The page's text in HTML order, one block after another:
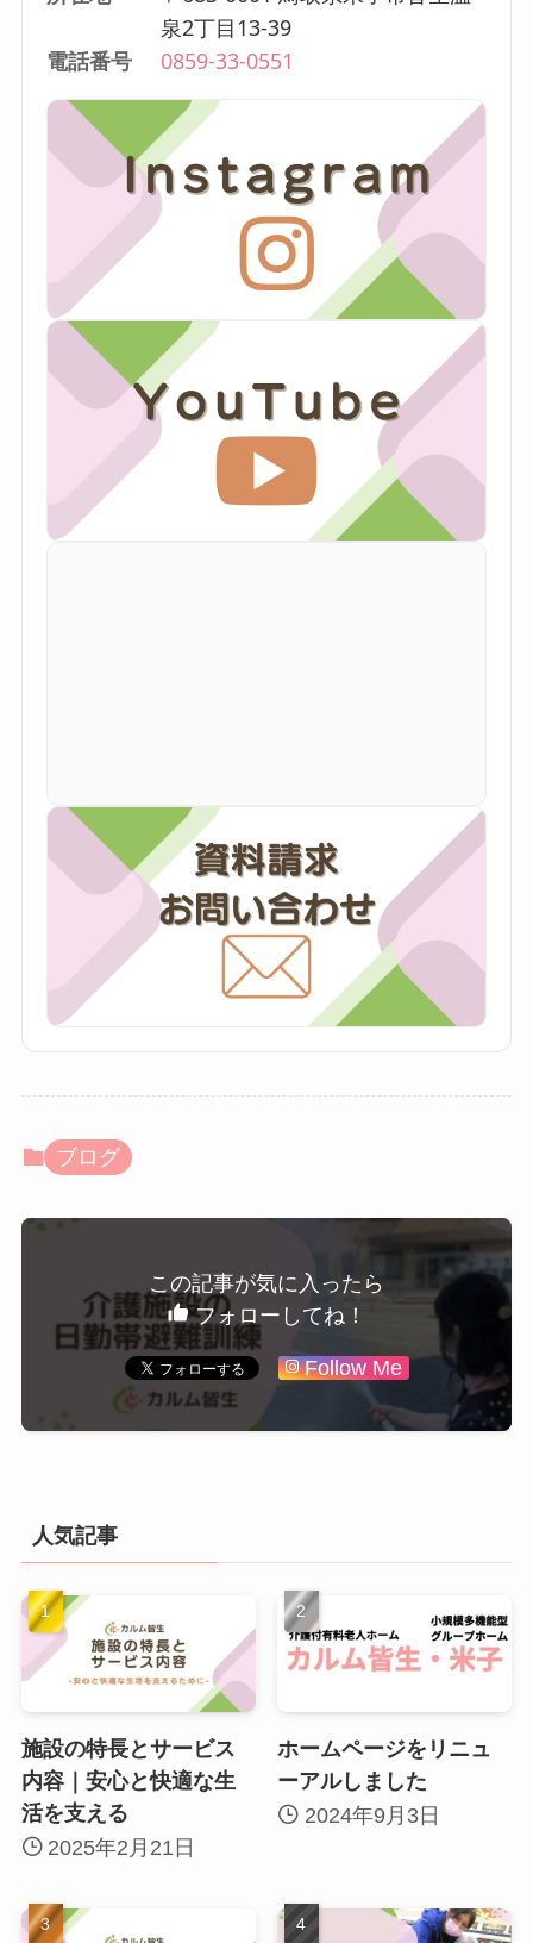
泉2丁目13-39
電話番号
0859-33-0551
ブログ
この記事が気に入ったら
フォローしてね！
Follow Me
人気記事
施設の特長とサービス
内容｜安心と快適な生
活を支える
2025年2月21日
ホームページをリニュ
ーアルしました
2024年9月3日